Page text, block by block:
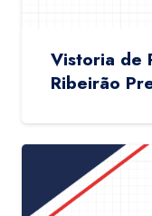
Vistoria de
Ribeirão